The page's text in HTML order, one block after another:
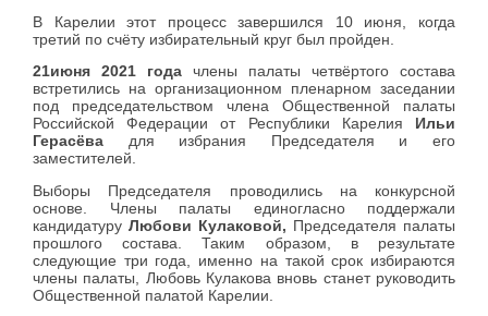
В Карелии этот процесс завершился 10 июня, когда
третий по счёту избирательный круг был пройден.
21июня 2021 года члены палаты четвёртого состава
встретились на организационном пленарном заседании
под председательством члена Общественной палаты
Российской Федерации от Республики Карелия Ильи
Герасёва для избрания Председателя и его
заместителей.
Выборы Председателя проводились на конкурсной
основе. Члены палаты единогласно поддержали
кандидатуру Любови Кулаковой, Председателя палаты
прошлого состава. Таким образом, в результате
следующие три года, именно на такой срок избираются
члены палаты, Любовь Кулакова вновь станет руководить
Общественной палатой Карелии.